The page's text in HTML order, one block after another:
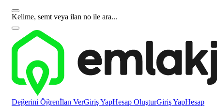
Kelime, semt veya ilan no ile ara...
Değerini Öğrenİlan VerGiriş YapHesap OluşturGiriş YapHesap